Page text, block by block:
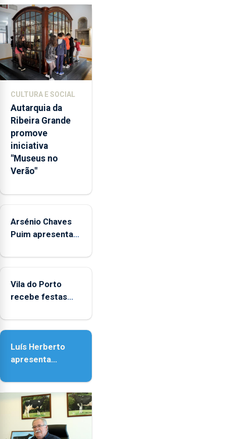
primária
da
violência
doméstica,
através
da
promoção
competências
pessoais,
emocionais
e
sociais
junto
das
CULTURA E SOCIAL
Autarquia da
Ribeira Grande
promove
iniciativa
"Museus no
Verão"
Arsénio Chaves
Puim apresenta
Biblioteca de Vila
Vila do Porto
recebe festas
Nossa Senhora da
Luís Herberto
apresenta
Paisagem’